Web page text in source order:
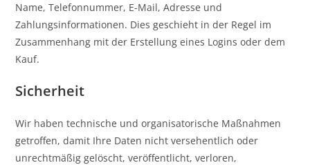
Name, Telefonnummer, E-Mail, Adresse und
Zahlungsinformationen. Dies geschieht in der Regel im
Zusammenhang mit der Erstellung eines Logins oder dem
Kauf.
Sicherheit
Wir haben technische und organisatorische Maßnahmen
getroffen, damit Ihre Daten nicht versehentlich oder
unrechtmäßig gelöscht, veröffentlicht, verloren,